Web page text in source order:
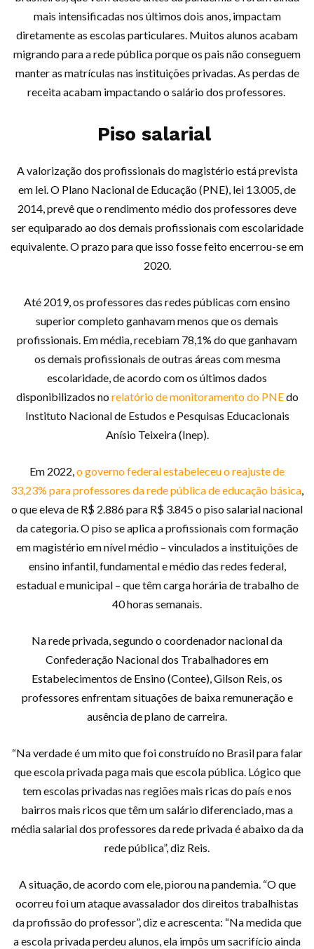
mais intensificadas nos últimos dois anos, impactam
diretamente as escolas particulares. Muitos alunos acabam
migrando para a rede pública porque os pais não conseguem
manter as matrículas nas instituições privadas. As perdas de
receita acabam impactando o salário dos professores.
Piso salarial
A valorização dos profissionais do magistério está prevista
em lei. O Plano Nacional de Educação (PNE), lei 13.005, de
2014, prevê que o rendimento médio dos professores deve
ser equiparado ao dos demais profissionais com escolaridade
equivalente. O prazo para que isso fosse feito encerrou-se em
2020.
Até 2019, os professores das redes públicas com ensino
superior completo ganhavam menos que os demais
profissionais. Em média, recebiam 78,1% do que ganhavam
os demais profissionais de outras áreas com mesma
escolaridade, de acordo com os últimos dados
disponibilizados norelatório de monitoramento do PNEdo
Instituto Nacional de Estudos e Pesquisas Educacionais
Anísio Teixeira (Inep).
Em 2022,o governo federal estabeleceu o reajuste de
33,23% para professores da rede pública de educação básica,
o que eleva de R$ 2.886 para R$ 3.845 o piso salarial nacional
da categoria. O piso se aplica a profissionais com formação
em magistério em nível médio – vinculados a instituições de
ensino infantil, fundamental e médio das redes federal,
estadual e municipal – que têm carga horária de trabalho de
40 horas semanais.
Na rede privada, segundo o coordenador nacional da
Confederação Nacional dos Trabalhadores em
Estabelecimentos de Ensino (Contee), Gilson Reis, os
professores enfrentam situações de baixa remuneração e
ausência de plano de carreira.
“Na verdade é um mito que foi construído no Brasil para falar
que escola privada paga mais que escola pública. Lógico que
tem escolas privadas nas regiões mais ricas do país e nos
bairros mais ricos que têm um salário diferenciado, mas a
média salarial dos professores da rede privada é abaixo da da
rede pública”, diz Reis.
A situação, de acordo com ele, piorou na pandemia. “O que
ocorreu foi um ataque avassalador dos direitos trabalhistas
da profissão do professor”, diz e acrescenta: “Na medida que
a escola privada perdeu alunos, ela impôs um sacrifício ainda